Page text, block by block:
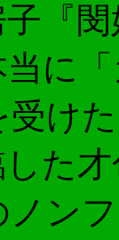
『閔
に
け
た
ン